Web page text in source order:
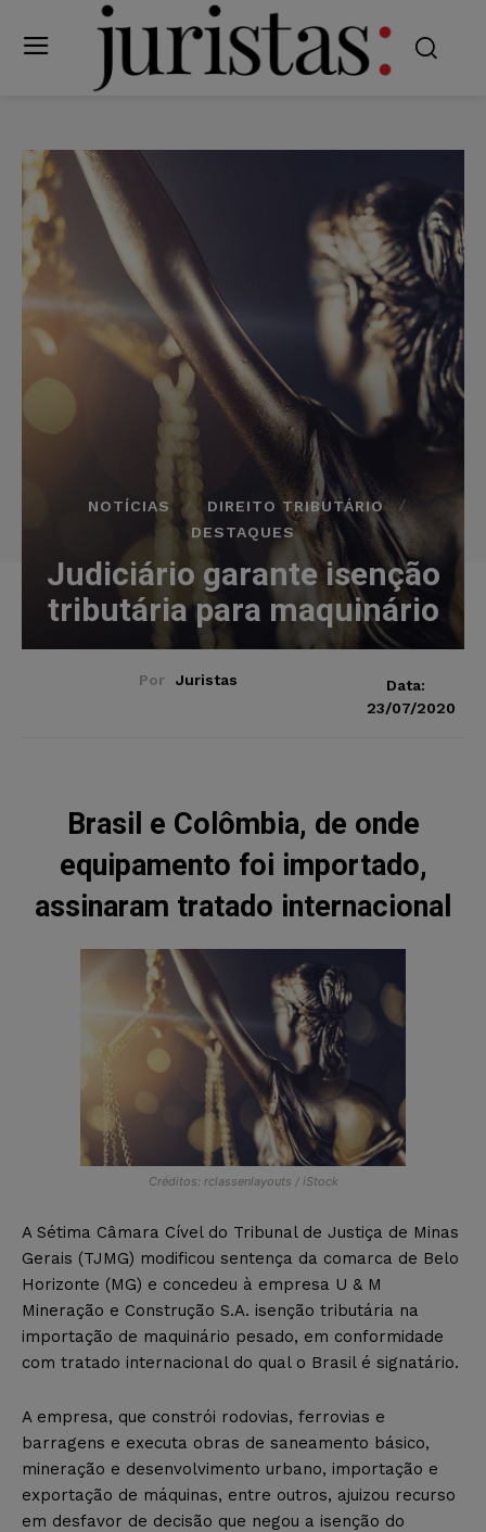
NOTÍCIAS
DIREITO TRIBUTÁRIO
DESTAQUES
Judiciário garante isenção
tributária para maquinário
Por Juristas
Data:
23/07/2020
Brasil e Colômbia, de onde
equipamento foi importado,
assinaram tratado internacional
Créditos: rclassenlayouts / iStock
A Sétima Câmara Cível do Tribunal de Justiça de Minas
Gerais (TJMG) modificou sentença da comarca de Belo
Horizonte (MG) e concedeu à empresa U & M
Mineração e Construção S.A. isenção tributária na
importação de maquinário pesado, em conformidade
com tratado internacional do qual o Brasil é signatário.
A empresa, que constrói rodovias, ferrovias e
barragens e executa obras de saneamento básico,
mineração e desenvolvimento urbano, importação e
exportação de máquinas, entre outros, ajuizou recurso
em desfavor de decisão que negou a isenção do